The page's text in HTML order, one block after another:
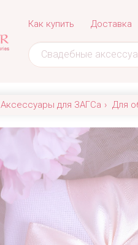
Как купить Доставка
Аксессуары для ЗАГСа Для